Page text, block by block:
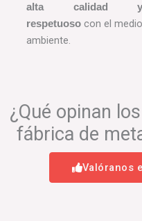
alta calidad y
respetuoso con el medio
ambiente.
¿Qué opinan
fábrica de
Valóranos